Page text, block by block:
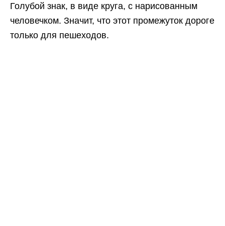
Голубой знак, в виде круга, с нарисованным
человечком. Значит, что этот промежуток дороге
только для пешеходов.